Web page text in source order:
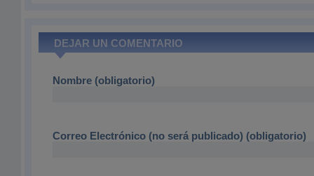
DEJAR UN COMENTARIO
Nombre (obligatorio)
Correo Electrónico (no será publicado) (obligatorio)